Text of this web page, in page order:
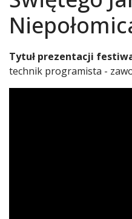
Tytuł prezentacji
technik programista -